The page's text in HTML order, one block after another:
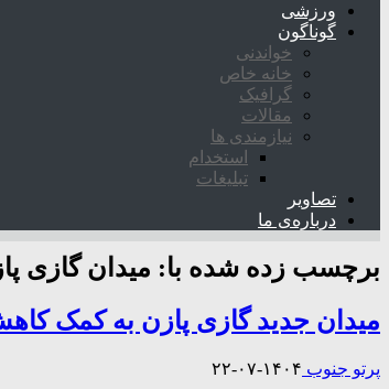
ورزشی
گوناگون
خواندنی
خانه خاص
گرافیک
مقالات
نیازمندی ها
استخدام
تبلیغات
تصاویر
درباره‌ی ما
برچسب زده شده با: میدان گازی
میدان جدید گازی پازن به کمک کاهش ناترازی‌ها
پرتو جنوب ۱۴۰۴-۰۷-۲۲